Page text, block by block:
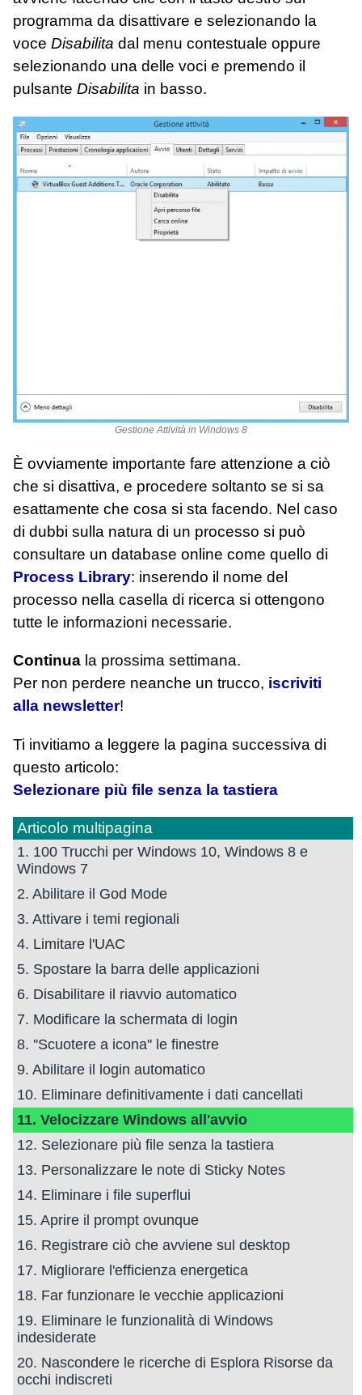
programma da disattivare e selezionando la
voce Disabilita dal menu contestuale oppure
selezionando una delle voci e premendo il
pulsante Disabilita in basso.
Gestione Attività in Windows 8
È ovviamente importante fare attenzione a ciò
che si disattiva, e procedere soltanto se si sa
esattamente che cosa si sta facendo. Nel caso
di dubbi sulla natura di un processo si può
consultare un database online come quello di
Process Library: inserendo il nome del
processo nella casella di ricerca si ottengono
tutte le informazioni necessarie.
Continua la prossima settimana.
Per non perdere neanche un trucco, iscriviti
alla newsletter!
Ti invitiamo a leggere la pagina successiva di
questo articolo:
Selezionare più file senza la tastiera
Articolo multipagina
1. 100 Trucchi per Windows 10, Windows 8 e
Windows 7
2. Abilitare il God Mode
3. Attivare i temi regionali
4. Limitare l'UAC
5. Spostare la barra delle applicazioni
6. Disabilitare il riavvio automatico
7. Modificare la schermata di login
8. ''Scuotere a icona'' le finestre
9. Abilitare il login automatico
10. Eliminare definitivamente i dati cancellati
11. Velocizzare Windows all'avvio
12. Selezionare più file senza la tastiera
13. Personalizzare le note di Sticky Notes
14. Eliminare i file superflui
15. Aprire il prompt ovunque
16. Registrare ciò che avviene sul desktop
17. Migliorare l'efficienza energetica
18. Far funzionare le vecchie applicazioni
19. Eliminare le funzionalità di Windows
indesiderate
20. Nascondere le ricerche di Esplora Risorse da
occhi indiscreti